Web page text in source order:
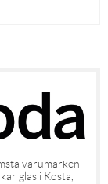
varumärken
glas i Kosta,